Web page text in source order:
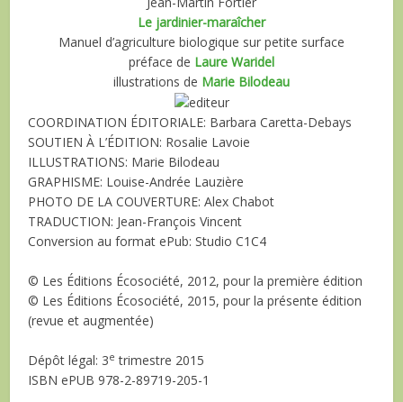
Le jardinier-maraîcher
Manuel d’agriculture biologique sur petite surface
préface de Laure Waridel
illustrations de Marie Bilodeau
COORDINATION ÉDITORIALE: Barbara Caretta-Debays
SOUTIEN À L’ÉDITION: Rosalie Lavoie
ILLUSTRATIONS: Marie Bilodeau
GRAPHISME: Louise-Andrée Lauzière
PHOTO DE LA COUVERTURE: Alex Chabot
TRADUCTION: Jean-François Vincent
Conversion au format ePub: Studio C1C4
© Les Éditions Écosociété, 2012, pour la première édition
© Les Éditions Écosociété, 2015, pour la présente édition
(revue et augmentée)
Dépôt légal: 3e trimestre 2015
ISBN ePUB 978-2-89719-205-1